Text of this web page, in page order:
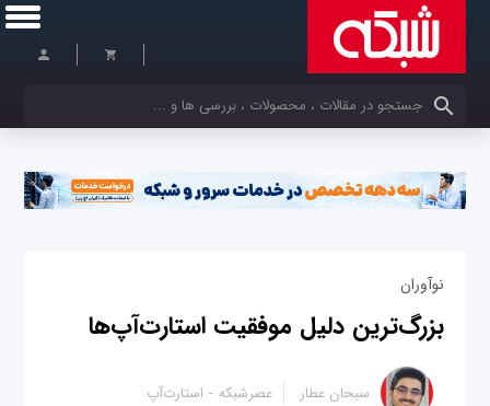
کلمات کلیدی خود را وارد کنید
نوآوران
بزرگ‌ترین دلیل موفقیت استارت‌آپ‌ها
سبحان عطار عصرشبکه استارت‌آپ